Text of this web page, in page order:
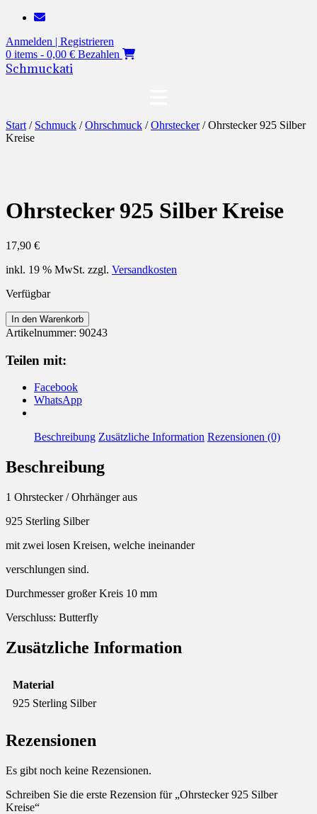
Zum
springen
Anmelden | Registrieren
0 items - 0,00 € Bezahlen
Schmuckati
Start / Schmuck /Ohrschmuck /Ohrstecker/ Ohrstecker 925 Silber
Kreise
Ohrstecker 925 Silber Kreise
17,90 €
inkl. 19 % MwSt. zzgl. Versandkosten
Verfügbar
Ohrstecker
925
Kreise
Menge
In den Warenkorb
Artikelnummer: 90243
Teilen mit:
Facebook
WhatsApp
Beschreibung Zusätzliche Information Rezensionen (0)
Beschreibung
1 Ohrstecker / Ohrhänger aus
925 Sterling Silber
mit zwei losen Kreisen, welche ineinander
verschlungen sind.
Durchmesser großer Kreis 10 mm
Verschluss: Butterfly
Zusätzliche Information
Material
925 Sterling Silber
Rezensionen
Es gibt noch keine Rezensionen.
Schreiben Sie die erste Rezension für „Ohrstecker 925 Silber
Kreise“